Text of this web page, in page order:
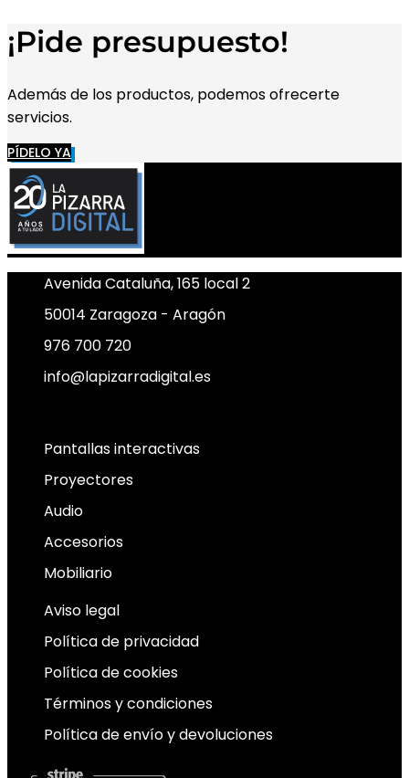
¡Pide presupuesto!
Además de los productos, podemos ofrecerte
servicios.
PÍDELO YA
Avenida Cataluña, 165 local 2
50014 Zaragoza - Aragón
976 700 720
info@lapizarradigital.es
Pantallas interactivas
Proyectores
Audio
Accesorios
Mobiliario
Aviso legal
Política de privacidad
Política de cookies
Términos y condiciones
Política de envío y devoluciones